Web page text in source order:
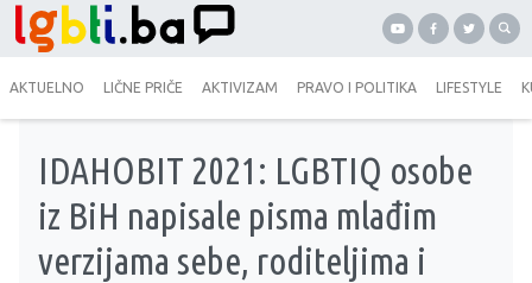
AKTUELNO LIČNE PRIČE AKTIVIZAM PRAVO I POLITIKA LIFESTYLE
IDAHOBIT 2021: LGBTIQ osobe
iz BiH napisale pisma mlađim
verzijama sebe, roditeljima i